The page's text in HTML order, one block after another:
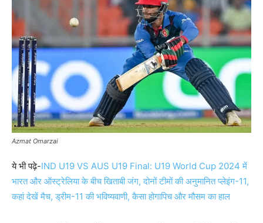
Azmat Omarzai
ये भी पढ़े-IND U19 VS AUS U19 Final: U19 World Cup 2024 में
भारत और ऑस्ट्रेलिया के बीच खिताबी जंग, दोनों टीमों की अनुमानित प्लेइंग-11,
कहां देखें मैच, ड्रीम-11 की भविष्यवाणी, कैसा होगापिच और मौसम का हाल